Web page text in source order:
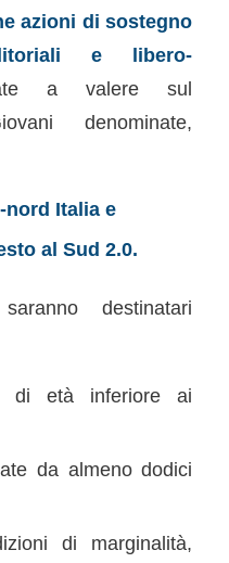
azioni di sostegno
e libero-
a valere sul
denominate,
Italia e
al Sud 2.0.
destinatari
di età inferiore ai
da almeno dodici
di marginalità,